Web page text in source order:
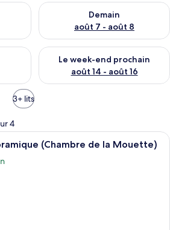
ce soir août 6 - août 7
Demain
août 7 - août 8
Vérifier la disponibilité pour
ce week-end août 7 - août 9
Le week-end prochain
août 14 - août 16
Vérifier la disponibilité pour
3+ lits
4
Un hall d’entrée spacieux avec un
(Chambre de la Mouette)